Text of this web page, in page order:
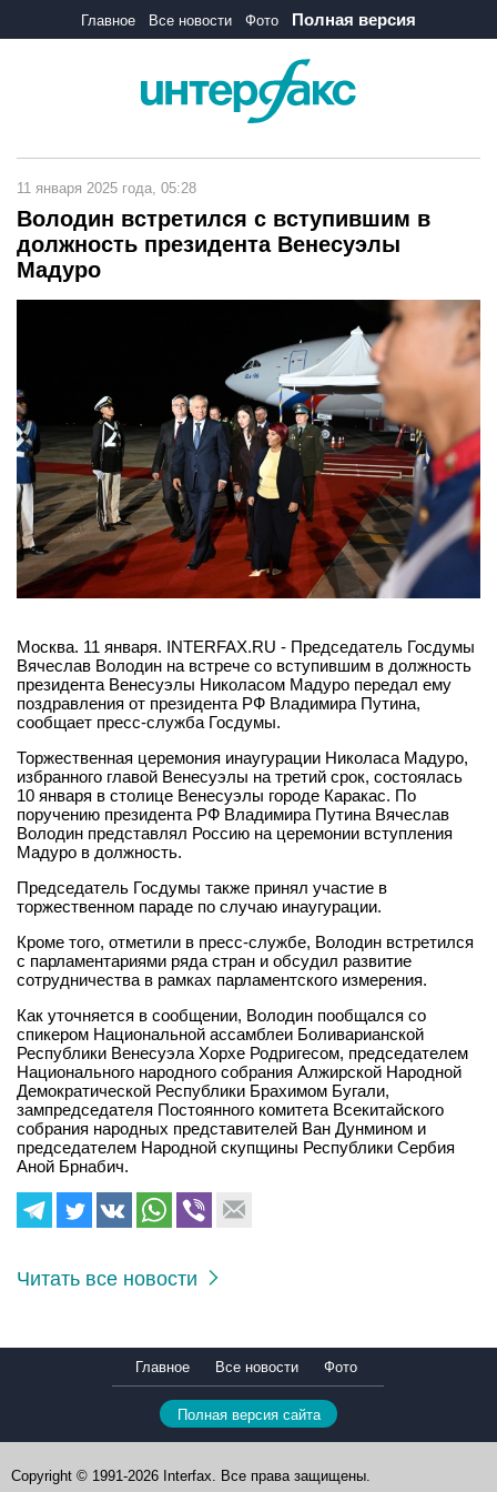
Главное Все новости Фото Полная версия
11 января 2025 года, 05:28
Володин встретился с вступившим в
должность президента Венесуэлы
Мадуро
Москва. 11 января. INTERFAX.RU - Председатель Госдумы
Вячеслав Володин на встрече со вступившим в должность
президента Венесуэлы Николасом Мадуро передал ему
поздравления от президента РФ Владимира Путина,
сообщает пресс-служба Госдумы.
Торжественная церемония инаугурации Николаса Мадуро,
избранного главой Венесуэлы на третий срок, состоялась
10 января в столице Венесуэлы городе Каракас. По
поручению президента РФ Владимира Путина Вячеслав
Володин представлял Россию на церемонии вступления
Мадуро в должность.
Председатель Госдумы также принял участие в
торжественном параде по случаю инаугурации.
Кроме того, отметили в пресс-службе, Володин встретился
с парламентариями ряда стран и обсудил развитие
сотрудничества в рамках парламентского измерения.
Как уточняется в сообщении, Володин пообщался со
спикером Национальной ассамблеи Боливарианской
Республики Венесуэла Хорхе Родригесом, председателем
Национального народного собрания Алжирской Народной
Демократической Республики Брахимом Бугали,
зампредседателя Постоянного комитета Всекитайского
собрания народных представителей Ван Дунмином и
председателем Народной скупщины Республики Сербия
Аной Брнабич.
Читать все новости
Главное Все новости Фото
Полная версия сайта
Copyright © 1991-2026 Interfax. Все права защищены.